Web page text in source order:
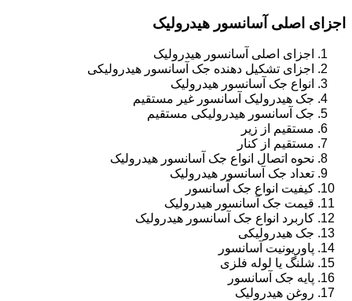
اجزای اصلی آسانسور هیدرولیک
اجزای اصلی آسانسور هیدرولیک
اجزای تشکیل دهنده جک آسانسور هیدرولیکی
انواع جک آسانسور هیدرولیک
جک هیدرولیک آسانسور غیر مستقیم
جک آسانسور هیدرولیکی مستقیم
مستقیم از زیر
مستقیم از کنار
نحوه اتصال انواع جک آسانسور هیدرولیک
تعداد جک آسانسور هیدرولیک
کیفیت انواع جک آسانسور
قیمت جک آسانسور هیدرولیک
کاربرد انواع جک آسانسور هیدرولیک
جک هیدرولیکی
پاوریونیت آسانسور
شلنگ یا لوله فلزی
پایه جک آسانسور
روغن هیدرولیک